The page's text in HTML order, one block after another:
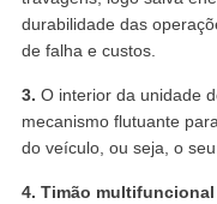
durabilidade das
de falha e custos.
3. O interior da unidade
mecanismo flutuante
do veículo, ou seja, o
4. Timão multifuncional